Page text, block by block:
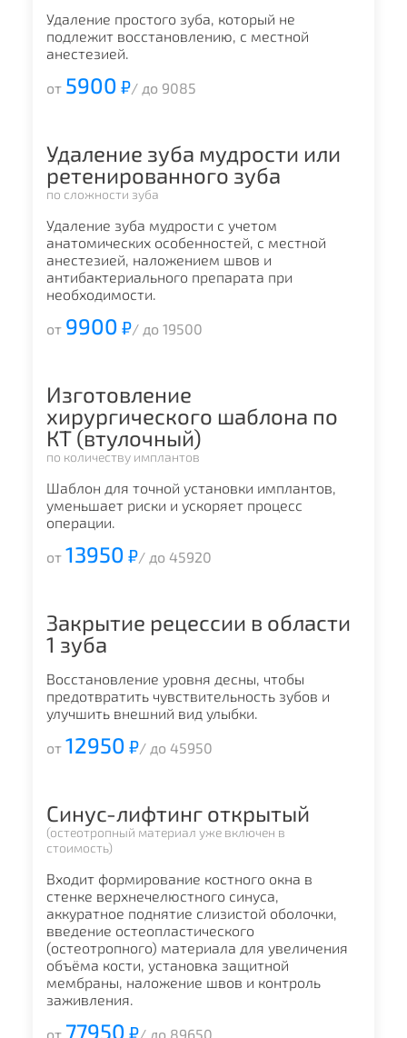
Удаление простого зуба, который не
подлежит восстановлению, с местной
анестезией.
от 5900 ₽/ до 9085
Удаление зуба мудрости или
ретенированного зуба
по сложности зуба
Удаление зуба мудрости с учетом
анатомических особенностей, с местной
анестезией, наложением швов и
антибактериального препарата при
необходимости.
от 9900 ₽/ до 19500
Изготовление
хирургического шаблона по
КТ (втулочный)
по количеству имплантов
Шаблон для точной установки имплантов,
уменьшает риски и ускоряет процесс
операции.
от 13950 ₽/ до 45920
Закрытие рецессии в области
1 зуба
Восстановление уровня десны, чтобы
предотвратить чувствительность зубов и
улучшить внешний вид улыбки.
от 12950 ₽/ до 45950
Синус-лифтинг открытый
(остеотропный материал уже включен в
стоимость)
Входит формирование костного окна в
стенке верхнечелюстного синуса,
аккуратное поднятие слизистой оболочки,
введение остеопластического
(остеотропного) материала для увеличения
объёма кости, установка защитной
мембраны, наложение швов и контроль
заживления.
от 77950 ₽/ до 89650